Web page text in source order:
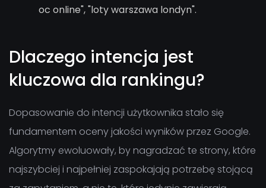
oc online", "loty warszawa londyn".
Dlaczego intencja jest
kluczowa dla rankingu?
Dopasowanie do intencji użytkownika stało się
fundamentem oceny jakości wyników przez Google.
Algorytmy ewoluowały, by nagradzać te strony, które
najszybciej i najpełniej zaspokajają potrzebę stojącą